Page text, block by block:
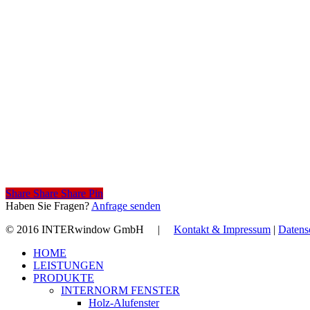
Share
Share Share Share Pin
Haben Sie Fragen? Anfrage senden
© 2016 INTERwindow GmbH | Kontakt & Impressum |
Close
Menu
HOME
LEISTUNGEN
PRODUKTE
INTERNORM FENSTER
Holz-Alufenster